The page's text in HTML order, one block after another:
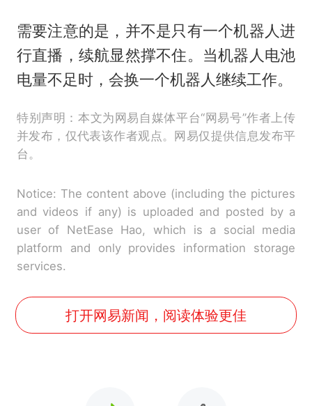
需要注意的是，并不是只有一个机器人进
行直播，续航显然撑不住。当机器人电池
电量不足时，会换一个机器人继续工作。
特别声明：本文为网易自媒体平台“网易号”作者上传
并发布，仅代表该作者观点。网易仅提供信息发布平
台。
Notice: The content above (including the pictures
and videos if any) is uploaded and posted by a
user of NetEase Hao, which is a social media
platform and only provides information storage
services.
打开网易新闻，阅读体验更佳